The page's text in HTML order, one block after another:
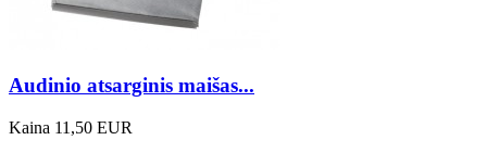
Audinio atsarginis maišas...
Kaina 11,50 EUR